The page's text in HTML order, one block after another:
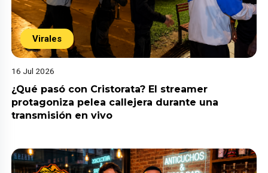
Virales
16 Jul 2026
¿Qué pasó con Cristorata? El streamer
protagoniza pelea callejera durante una
transmisión en vivo